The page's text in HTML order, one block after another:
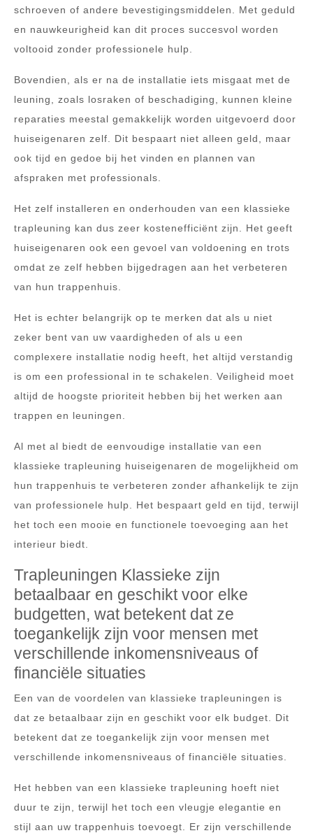
schroeven of andere bevestigingsmiddelen. Met geduld
en nauwkeurigheid kan dit proces succesvol worden
voltooid zonder professionele hulp.
Bovendien, als er na de installatie iets misgaat met de
leuning, zoals losraken of beschadiging, kunnen kleine
reparaties meestal gemakkelijk worden uitgevoerd door
huiseigenaren zelf. Dit bespaart niet alleen geld, maar
ook tijd en gedoe bij het vinden en plannen van
afspraken met professionals.
Het zelf installeren en onderhouden van een klassieke
trapleuning kan dus zeer kostenefficiënt zijn. Het geeft
huiseigenaren ook een gevoel van voldoening en trots
omdat ze zelf hebben bijgedragen aan het verbeteren
van hun trappenhuis.
Het is echter belangrijk op te merken dat als u niet
zeker bent van uw vaardigheden of als u een
complexere installatie nodig heeft, het altijd verstandig
is om een professional in te schakelen. Veiligheid moet
altijd de hoogste prioriteit hebben bij het werken aan
trappen en leuningen.
Al met al biedt de eenvoudige installatie van een
klassieke trapleuning huiseigenaren de mogelijkheid om
hun trappenhuis te verbeteren zonder afhankelijk te zijn
van professionele hulp. Het bespaart geld en tijd, terwijl
het toch een mooie en functionele toevoeging aan het
interieur biedt.
Trapleuningen Klassieke zijn
betaalbaar en geschikt voor elke
budgetten, wat betekent dat ze
toegankelijk zijn voor mensen met
verschillende inkomensniveaus of
financiële situaties
Een van de voordelen van klassieke trapleuningen is
dat ze betaalbaar zijn en geschikt voor elk budget. Dit
betekent dat ze toegankelijk zijn voor mensen met
verschillende inkomensniveaus of financiële situaties.
Het hebben van een klassieke trapleuning hoeft niet
duur te zijn, terwijl het toch een vleugje elegantie en
stijl aan uw trappenhuis toevoegt. Er zijn verschillende